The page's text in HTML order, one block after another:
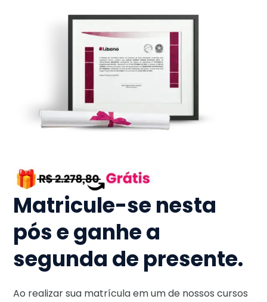
Matricule-se nesta
pós e ganhe a
segunda de presente.
Ao realizar sua matrícula em um de nossos cursos